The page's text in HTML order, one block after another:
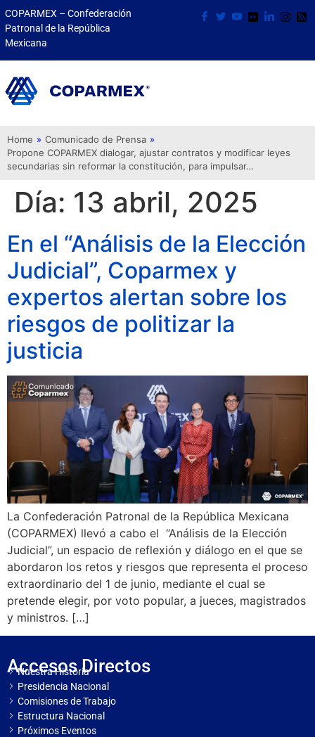
COPARMEX – Confederación
Patronal de la República
Mexicana
Home » Comunicado de Prensa »
Propone COPARMEX dialogar, ajustar contratos y modificar leyes
secundarias sin reformar la constitución, para impulsar…
Día: 13 abril, 2025
En el “Análisis de la Elección
Judicial”, Coparmex y
expertos alertan sobre los
riesgos de politizar la
justicia
La Confederación Patronal de la República Mexicana
(COPARMEX) llevó a cabo el “Análisis de la Elección
Judicial”, un espacio de reflexión y diálogo en el que se
abordaron los retos y riesgos que representa el proceso
extraordinario del 1 de junio, mediante el cual se
pretende elegir, por voto popular, a jueces, magistrados
y ministros. […]
Accesos Directos
Nuestra Historia
Presidencia Nacional
Comisiones de Trabajo
Estructura Nacional
Próximos Eventos